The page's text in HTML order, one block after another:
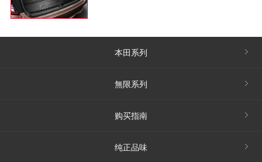
本田系列
無限系列
购买指南
纯正品味